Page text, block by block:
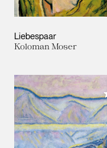
Liebespaar
Koloman Moser